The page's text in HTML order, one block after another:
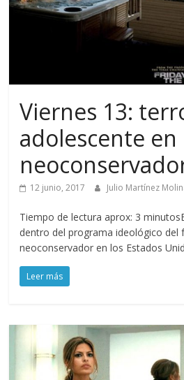
Viernes 13:
adolescente en
12 junio, 2017 Julio Martínez
Tiempo de lectura aprox: 3
dentro del programa ideológico del
neoconservador en los Estados
Leer más